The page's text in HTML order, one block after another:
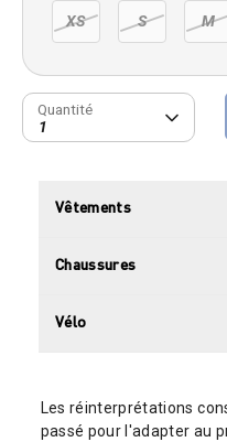
XS S M
Quantité
1
Quantité
Vêtements
Chaussures
Vélo
Les réinterprétations
passé pour l'adapter au